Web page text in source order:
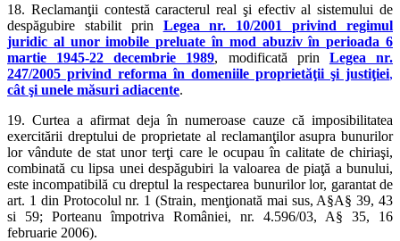
18. Reclamanţii contestă caracterul real şi efectiv al sistemului de
despăgubire stabilit prin Legea nr. 10/2001 privind regimul
juridic al unor imobile preluate în mod abuziv în perioada 6
martie 1945-22 decembrie 1989, modificată prin Legea nr.
247/2005 privind reforma în domeniile proprietăţii şi justiţiei,
cât şi unele măsuri adiacente.
19. Curtea a afirmat deja în numeroase cauze că imposibilitatea
exercitării dreptului de proprietate al reclamanţilor asupra bunurilor
lor vândute de stat unor terţi care le ocupau în calitate de chiriaşi,
combinată cu lipsa unei despăgubiri la valoarea de piaţă a bunului,
este incompatibilă cu dreptul la respectarea bunurilor lor, garantat de
art. 1 din Protocolul nr. 1 (Strain, menţionată mai sus, A§A§ 39, 43
si 59; Porteanu împotriva României, nr. 4.596/03, A§ 35, 16
februarie 2006).